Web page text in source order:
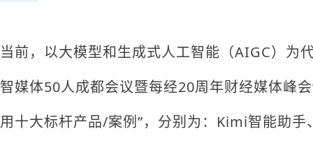
当前，以大模型和生成式人工智能（AIGC）为
智媒体50人成都会议暨每经20周年财经媒体峰
用十大标杆产品/案例”，分别为：Kimi智能助